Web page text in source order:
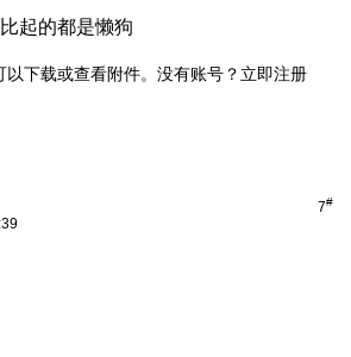
起的都是懒狗
以下载或查看附件。没有账号？ 立即注册
7#